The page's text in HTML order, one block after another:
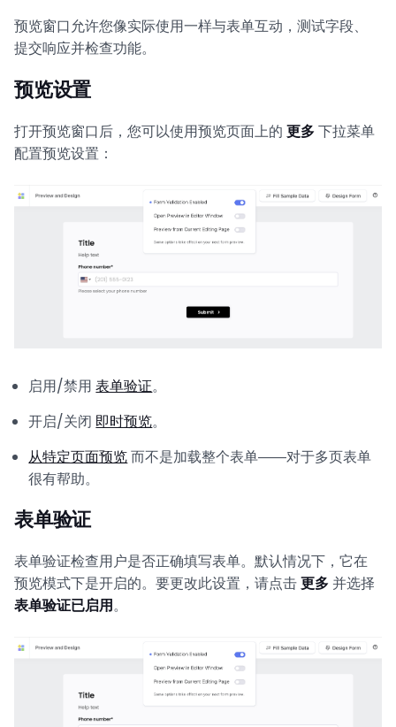
预览窗口允许您像实际使用一样与表单互动，测试字段、
提交响应并检查功能。
预览设置
打开预览窗口后，您可以使用预览页面上的更多下拉菜单
配置预览设置：
启用/禁用表单验证。
开启/关闭 即时预览。
从特定页面预览而不是加载整个表单——对于多页表单
很有帮助。
表单验证
表单验证检查用户是否正确填写表单。默认情况下，它在
预览模式下是开启的。要更改此设置，请点击更多并选择
表单验证已启用。